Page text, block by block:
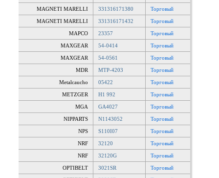
MAGNETI MARELLI 331316171380 Торговый
MAGNETI MARELLI 331316171432 Торговый
MAPCO 23357 Торговый
MAXGEAR 54-0414 Торговый
MAXGEAR 54-0561 Торговый
MDR MTP-4203 Торговый
Metalcaucho 05422 Торговый
METZGER H1 992 Торговый
MGA GA4027 Торговый
NIPPARTS N1143052 Торговый
NPS S110I07 Торговый
NRF 32120 Торговый
NRF 32120G Торговый
OPTIBELT 3021SR Торговый